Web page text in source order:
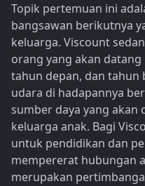
Topik pertemuan ini
bangsawan berikutnya
keluarga. Viscount
orang yang akan
tahun depan, dan
udara di hadapannya
sumber daya yang akan
keluarga anak. Bagi
untuk pendidikan dan
mempererat hubungan
merupakan